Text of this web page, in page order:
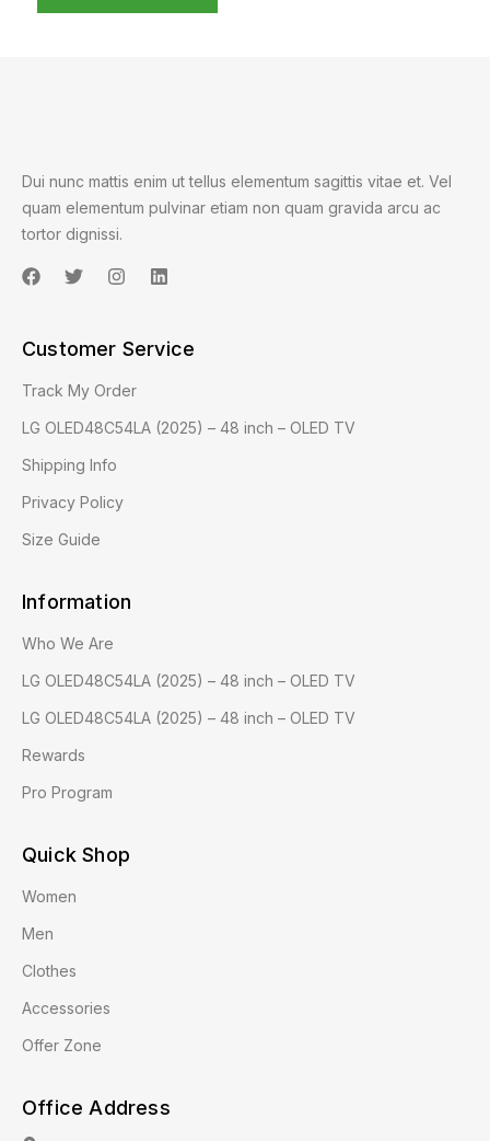
Dui nunc mattis enim ut tellus elementum sagittis vitae et. Vel
quam elementum pulvinar etiam non quam gravida arcu ac
tortor dignissi.
Customer Service
Track My Order
LG OLED48C54LA (2025) – 48 inch – OLED TV
Shipping Info
Privacy Policy
Size Guide
Information
Who We Are
LG OLED48C54LA (2025) – 48 inch – OLED TV
LG OLED48C54LA (2025) – 48 inch – OLED TV
Rewards
Pro Program
Quick Shop
Women
Men
Clothes
Accessories
Offer Zone
Office Address